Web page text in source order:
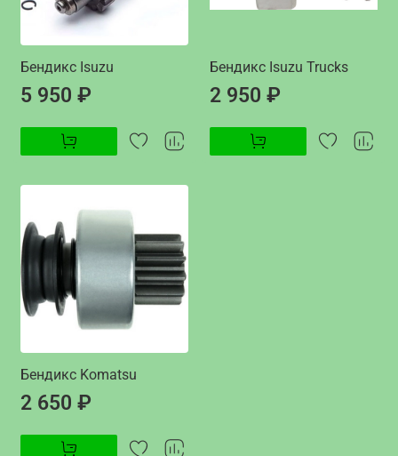
Бендикс Isuzu
5 950 ₽
Бендикс Isuzu Trucks
2 950 ₽
Бендикс Komatsu
2 650 ₽